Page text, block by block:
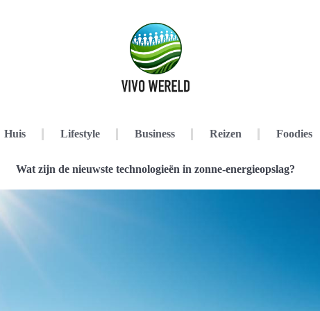
Huis Lifestyle Business Reizen Foodies
Wat zijn de nieuwste technologieën in zonne-energieopslag?